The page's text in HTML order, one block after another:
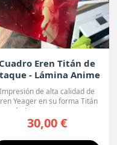
Cuadro Eren Titán de
- Lámina Anime
Premium
Impresión de alta calidad de
Yeager en su forma Titán
de Ataque, con un ...
30,00 €